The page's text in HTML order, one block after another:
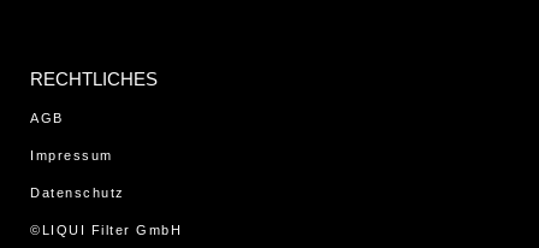
RECHTLICHES
AGB
Impressum
Datenschutz
©LIQUI Filter GmbH